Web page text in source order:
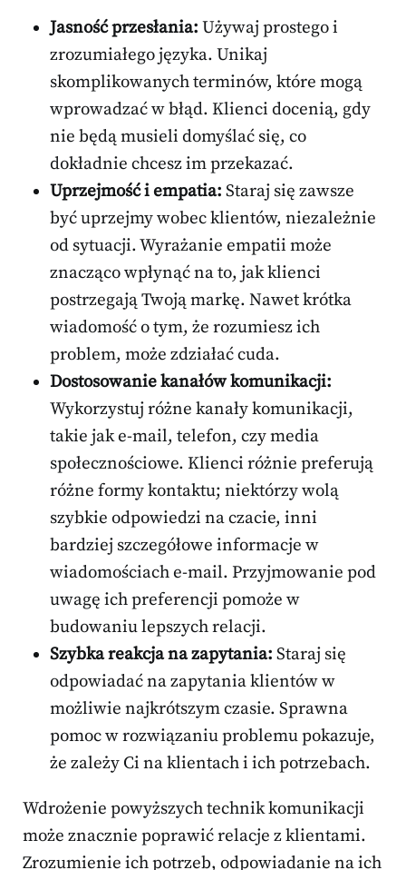
Jasność przesłania: Używaj prostego i
zrozumiałego języka. Unikaj
skomplikowanych terminów, które mogą
wprowadzać w błąd. Klienci docenią, gdy
nie będą musieli domyślać się, co
dokładnie chcesz im przekazać.
Uprzejmość i empatia: Staraj się zawsze
być uprzejmy wobec klientów, niezależnie
od sytuacji. Wyrażanie empatii może
znacząco wpłynąć na to, jak klienci
postrzegają Twoją markę. Nawet krótka
wiadomość o tym, że rozumiesz ich
problem, może zdziałać cuda.
Dostosowanie kanałów komunikacji:
Wykorzystuj różne kanały komunikacji,
takie jak e-mail, telefon, czy media
społecznościowe. Klienci różnie preferują
różne formy kontaktu; niektórzy wolą
szybkie odpowiedzi na czacie, inni
bardziej szczegółowe informacje w
wiadomościach e-mail. Przyjmowanie pod
uwagę ich preferencji pomoże w
budowaniu lepszych relacji.
Szybka reakcja na zapytania: Staraj się
odpowiadać na zapytania klientów w
możliwie najkrótszym czasie. Sprawna
pomoc w rozwiązaniu problemu pokazuje,
że zależy Ci na klientach i ich potrzebach.
Wdrożenie powyższych technik komunikacji
może znacznie poprawić relacje z klientami.
Zrozumienie ich potrzeb, odpowiadanie na ich